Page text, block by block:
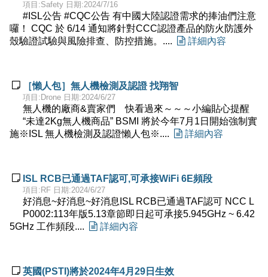
項目:Safety 日期:2024/7/16
#ISL公告 #CQC公告 ​​有中國大陸認證需求的捧油們注意
囉！ ​CQC 於 6/14 通知將針對CCC認證產品的防火防護外
殼驗證試驗與風險排查、防控措施。....
 詳細內容
 ［懶人包］無人機檢測及認證 找翔智
項目:Drone 日期:2024/6/27
無人機的廠商&賣家們 快看過來～～～​小編貼心提醒​
“未達2Kg無人機商品” BSMI 將於今年7月1日開始強制實
施​※ISL 無人機檢測及認證懶人包※....
 詳細內容
 ISL RCB已通過TAF認可,可承接WiFi 6E頻段
項目:RF 日期:2024/6/27
好消息~好消息~好消息ISL RCB已通過TAF認可 NCC L
P0002:113年版5.13章節​即日起可承接5.945GHz ~ 6.42
5GHz 工作頻段....
 詳細內容
 英國(PSTI)將於2024年4月29日生效